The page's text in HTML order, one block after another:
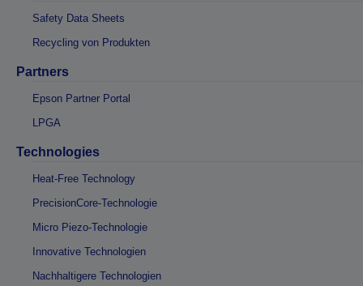
Safety Data Sheets
Recycling von Produkten
Partners
Epson Partner Portal
LPGA
Technologies
Heat-Free Technology
PrecisionCore-Technologie
Micro Piezo-Technologie
Innovative Technologien
Nachhaltigere Technologien